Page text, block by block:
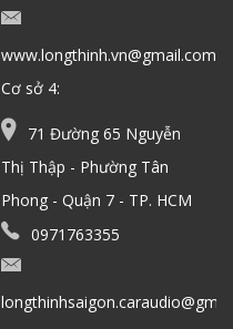
www.longthinh.vn@gmail.com
Cơ sở 4:
71 Đường 65 Nguyễn
Thị Thập - Phường Tân
Phong - Quận 7 - TP. HCM
0971763355